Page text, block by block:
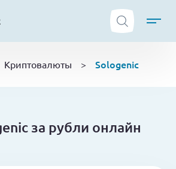
ТОП криптобирж
Криптовалюты
Кошельки
Криптовалюты > Sologenic
за рубли онлайн